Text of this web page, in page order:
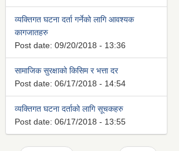
व्यक्तिगत घटना दर्ता गर्नेको लागि आवश्यक
कागजातहरु
Post date: 09/20/2018 - 13:36
सामाजिक सुरक्षाको किसिम र भत्ता दर
Post date: 06/17/2018 - 14:54
व्यक्तिगत घटना दर्ताको लागि सूचकहरु
Post date: 06/17/2018 - 13:55